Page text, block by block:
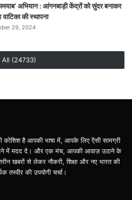
अभियान : आंगनबाड़ी केंद्रों को सुंदर बनाकर
वाटिका की स्थापना
29, 2024
All (24733)
है आपकी भाषा में, आपके लिए ऎसी सामग्री
में मदद दे। और एक मंच, आपकी आवाज़ उठाने के
खबरों से लेकर नौकरी, शिक्षा और नए भारत की
तस्वीर की उपयोगी चर्चा।